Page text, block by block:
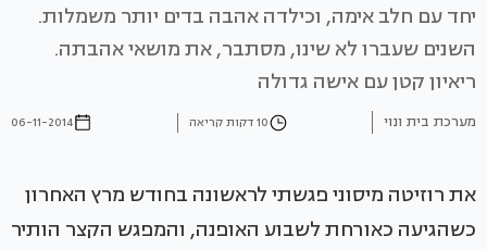
יחד עם חלב אימה, וכילדה אהבה בדים יותר משמלות.
השנים שעברו לא שינו, מסתבר, את מושאי אהבתה.
ריאיון קטן עם אישה גדולה
מערכת בית ונוי 10 דקות קריאה 06-11-2014
את רוזיטה מיסוני פגשתי לראשונה בחודש מרץ האחרון
כשהגיעה כאורחת לשבוע האופנה, והמפגש הקצר הותיר